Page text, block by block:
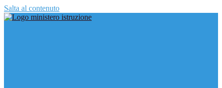
Salta al contenuto